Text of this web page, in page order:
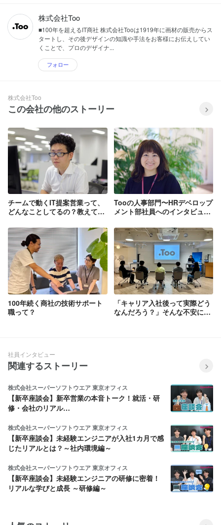
株式会社Too
■100年を超えるIT商社 株式会社Tooは1919年に画材の販売からス
タートし、その後デザインの知識や手法をお客様にお伝えしてい
くことで、プロのデザイナ...
フォロー
株式会社Too
この会社の他のストーリー
チームで動くIT提案営業って、
どんなことしてるの？教えて谷
Tooの人事部門〜HRデベロップ
メント部社員へのインタビュ
100年続く商社の技術サポート
職って？
「キャリア入社後って実際どう
なんだろう？」そんな不安にお
社員インタビュー
関連するストーリー
株式会社スーパーソフトウエア 東京オフィス
【新卒座談会】新卒営業の本音トーク！就活・研
修・会社のリアル…
株式会社スーパーソフトウエア 東京オフィス
【新卒座談会】未経験エンジニアが入社1カ月で感
じたリアルとは？～社内環境編～
株式会社スーパーソフトウエア 東京オフィス
【新卒座談会】未経験エンジニアの研修に密着！
リアルな学びと成長 ～研修編～